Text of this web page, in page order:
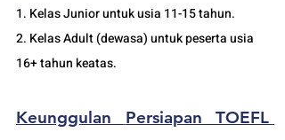
1. Kelas Junior untuk usia 11-15 tahun.
2. Kelas Adult (dewasa) untuk peserta usia
16+ tahun keatas.
Keunggulan Persiapan TOEFL